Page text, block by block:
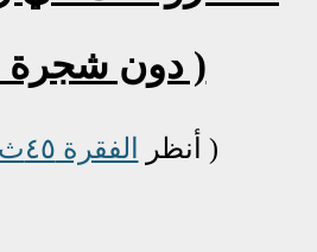
( دون شجرة
( أنظر الفقرة ٤٥ث١